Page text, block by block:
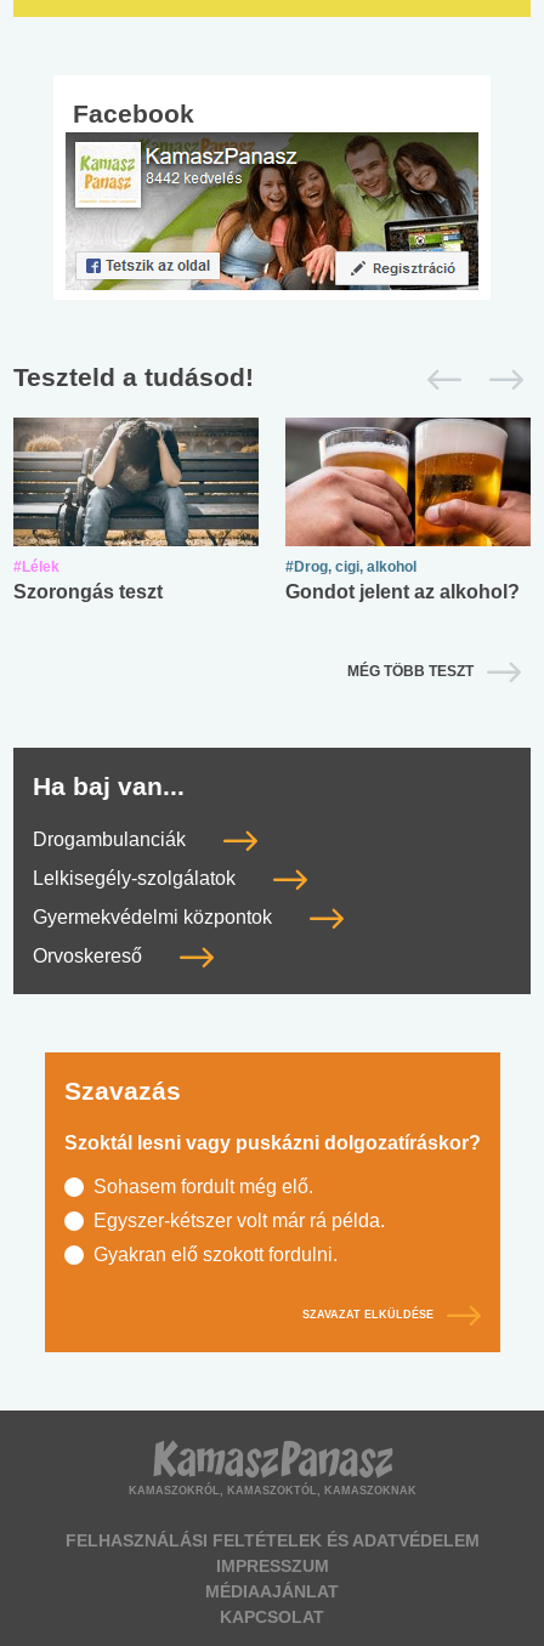
Facebook
Teszteld a tudásod!
#Lélek
Szorongás teszt
#Drog, cigi, alkohol
Gondot jelent az alkohol?
MÉG TÖBB TESZT
Ha baj van...
Drogambulanciák
Lelkisegély-szolgálatok
Gyermekvédelmi központok
Orvoskereső
Szavazás
Szoktál lesni vagy puskázni dolgozatíráskor?
Sohasem fordult még elő.
Egyszer-kétszer volt már rá példa.
Gyakran elő szokott fordulni.
SZAVAZAT ELKÜLDÉSE
KAMASZOKRÓL, KAMASZOKTÓL, KAMASZOKNAK
FELHASZNÁLÁSI FELTÉTELEK ÉS ADATVÉDELEM
IMPRESSZUM
MÉDIAAJÁNLAT
KAPCSOLAT